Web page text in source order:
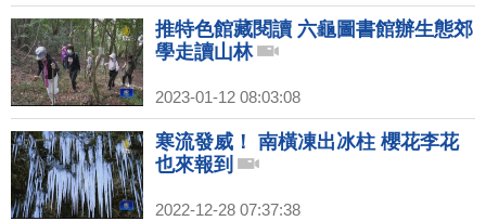
推特色館藏閱讀 六龜圖書館辦生態郊
學走讀山林
2023-01-12 08:03:08
寒流發威！ 南橫凍出冰柱 櫻花李花
也來報到
2022-12-28 07:37:38